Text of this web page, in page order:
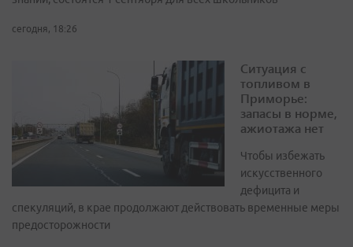
сегодня, 18:26
Ситуация с
топливом в
Приморье:
запасы в норме,
ажиотажа нет
Чтобы избежать
искусственного
дефицита и
спекуляций, в крае продолжают действовать временные меры
предосторожности